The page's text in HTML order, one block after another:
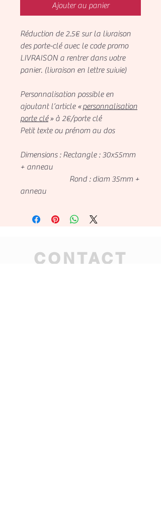
Ajouter au panier
Réduction de 2.5€ sur la livraison
des porte-clé avec le code promo
LIVRAISON a rentrer dans votre
panier. (livraison en lettre suivie)
Personnalisation possible en
ajoutant l’article «personnalisation
porte clé» à 2€/porte clé
Petit texte ou prénom au dos
Dimensions : Rectangle : 30x55mm
+ anneau
Rond : diam 35mm +
anneau
CONTACT